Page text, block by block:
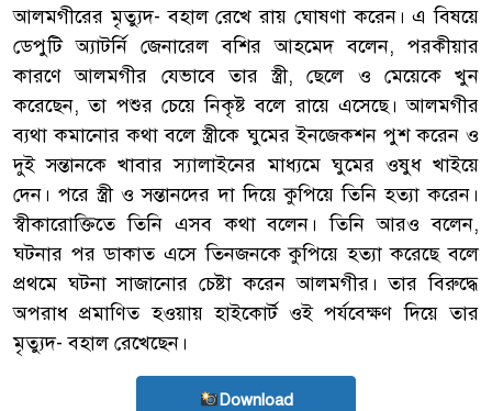
আলমগীরের মৃত্যুদ- বহাল রেখে রায় ঘোষণা করেন। এ বিষয়ে
ডেপুটি অ্যাটর্নি জেনারেল বশির আহমেদ বলেন, পরকীয়ার
কারণে আলমগীর যেভাবে তার স্ত্রী, ছেলে ও মেয়েকে খুন
করেছেন, তা পশুর চেয়ে নিকৃষ্ট বলে রায়ে এসেছে। আলমগীর
ব্যথা কমানোর কথা বলে স্ত্রীকে ঘুমের ইনজেকশন পুশ করেন ও
দুই সন্তানকে খাবার স্যালাইনের মাধ্যমে ঘুমের ওষুধ খাইয়ে
দেন। পরে স্ত্রী ও সন্তানদের দা দিয়ে কুপিয়ে তিনি হত্যা করেন।
স্বীকারোক্তিতে তিনি এসব কথা বলেন। তিনি আরও বলেন,
ঘটনার পর ডাকাত এসে তিনজনকে কুপিয়ে হত্যা করেছে বলে
প্রথমে ঘটনা সাজানোর চেষ্টা করেন আলমগীর। তার বিরুদ্ধে
অপরাধ প্রমাণিত হওয়ায় হাইকোর্ট ওই পর্যবেক্ষণ দিয়ে তার
মৃত্যুদ- বহাল রেখেছেন।
Download